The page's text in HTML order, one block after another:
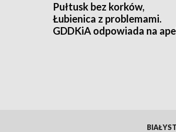
Pułtusk bez korków,
Łubienica z problemami.
GDDKiA odpowiada na